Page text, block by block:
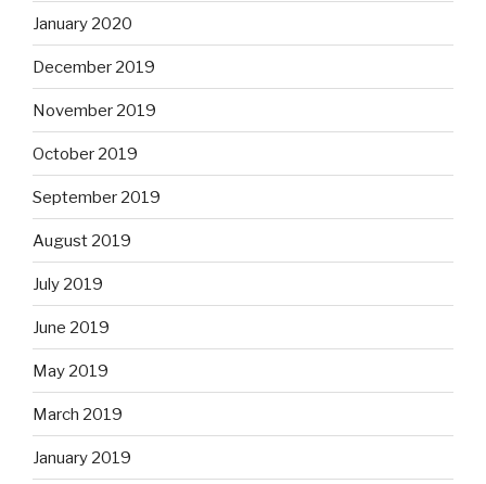
January 2020
December 2019
November 2019
October 2019
September 2019
August 2019
July 2019
June 2019
May 2019
March 2019
January 2019